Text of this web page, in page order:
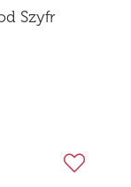
Szyfr